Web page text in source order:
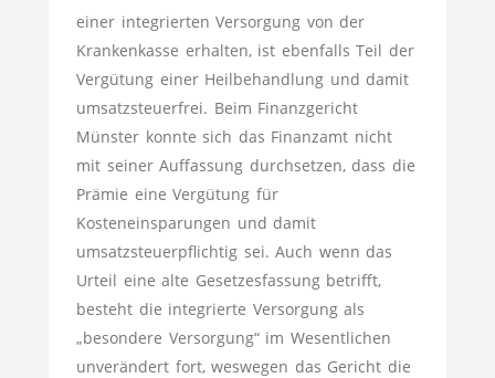
einer integrierten Versorgung von der
Krankenkasse erhalten, ist ebenfalls Teil der
Vergütung einer Heilbehandlung und damit
umsatzsteuerfrei. Beim Finanzgericht
Münster konnte sich das Finanzamt nicht
mit seiner Auffassung durchsetzen, dass die
Prämie eine Vergütung für
Kosteneinsparungen und damit
umsatzsteuerpflichtig sei. Auch wenn das
Urteil eine alte Gesetzesfassung betrifft,
besteht die integrierte Versorgung als
„besondere Versorgung“ im Wesentlichen
unverändert fort, weswegen das Gericht die